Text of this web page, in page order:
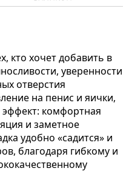
кто хочет добавить в
уверенности
отверстия
на пенис и яички,
комфортная
и заметное
удобно «садится» и
благодаря гибкому и